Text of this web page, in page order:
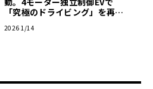
「究極のドライビング」を再定
2026 1/14